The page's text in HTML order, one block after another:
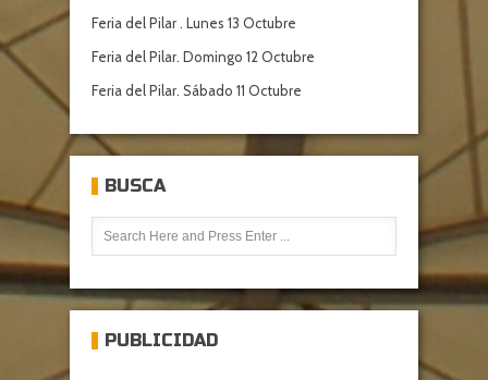
Feria del Pilar . Lunes 13 Octubre
Feria del Pilar. Domingo 12 Octubre
Feria del Pilar. Sábado 11 Octubre
BUSCA
PUBLICIDAD